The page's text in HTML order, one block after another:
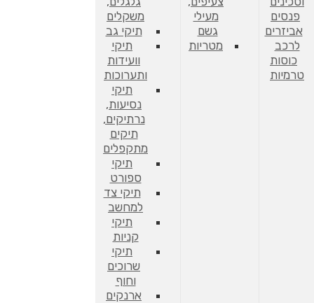
פנסים
אביזרים
לרכב
כוסות
טרמיות
מעילי
גשם
מטריות
משקלים
תיקי גב
תיקי
וועידות
ותערוכות
תיקי
נסיעות,
נרתיקים,
תיקים
מתקפלים
תיקי
ספורט
תיקי צד
למחשב
תיקי
קניות
תיקי
שרוכים
וחוף
ארנקים